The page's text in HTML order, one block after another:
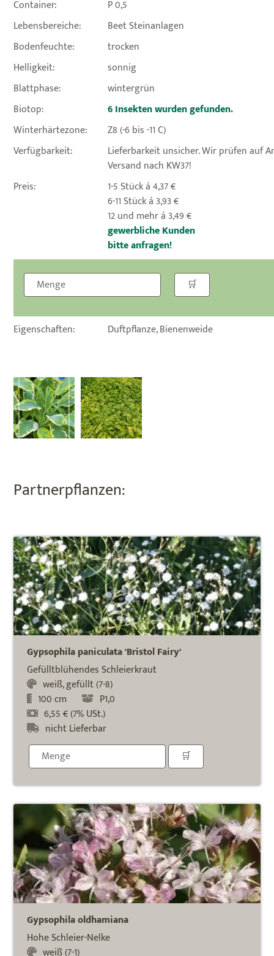
Container:
P 0,5
Lebensbereiche:
Beet Steinanlagen
Bodenfeuchte:
trocken
Helligkeit:
sonnig
Blattphase:
wintergrün
Biotop:
6 Insekten wurden gefunden.
Winterhärtezone:
Z8 (-6 bis -11 C)
Verfügbarkeit:
Lieferbarkeit unsicher. Wir prüfen auf
Versand nach KW37!
Preis:
1-5 Stück á 4,37 €
6-11 Stück á 3,93 €
12 und mehr á 3,49 €
gewerbliche Kunden
bitte anfragen!
Eigenschaften: Duftpflanze, Bienenweide
Partnerpflanzen:
Gypsophila paniculata 'Bristol Fairy'
Gefülltblühendes Schleierkraut
weiß, gefüllt (7-8)
100 cm
P1,0
6,55 € (7% USt.)
nicht Lieferbar
Gypsophila oldhamiana
Hohe Schleier-Nelke
weiß (7-1)